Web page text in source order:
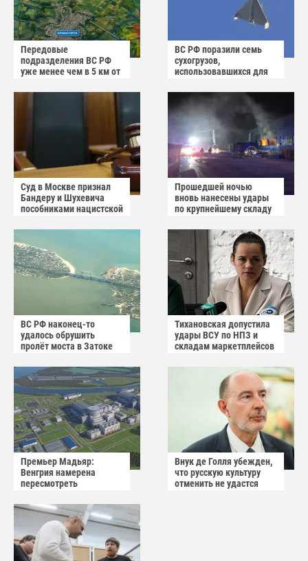
Передовые
подразделения ВС РФ
уже менее чем в 5 км от
Славянска
ВС РФ поразили семь
сухогрузов,
использовавшихся для
Суд в Москве признал
Бандеру и Шухевича
пособниками нацистской
Прошедшей ночью
вновь нанесены удары
по крупнейшему складу
маркетплейса Rozetka
ВС РФ наконец-то
удалось обрушить
пролёт моста в Затоке
Тихановская допустила
удары ВСУ по НПЗ и
складам маркетплейсов
Премьер Мадьяр:
Венгрия намерена
пересмотреть
АЭС "Пакш-2"
Внук де Голля убежден,
что русскую культуру
отменить не удастся